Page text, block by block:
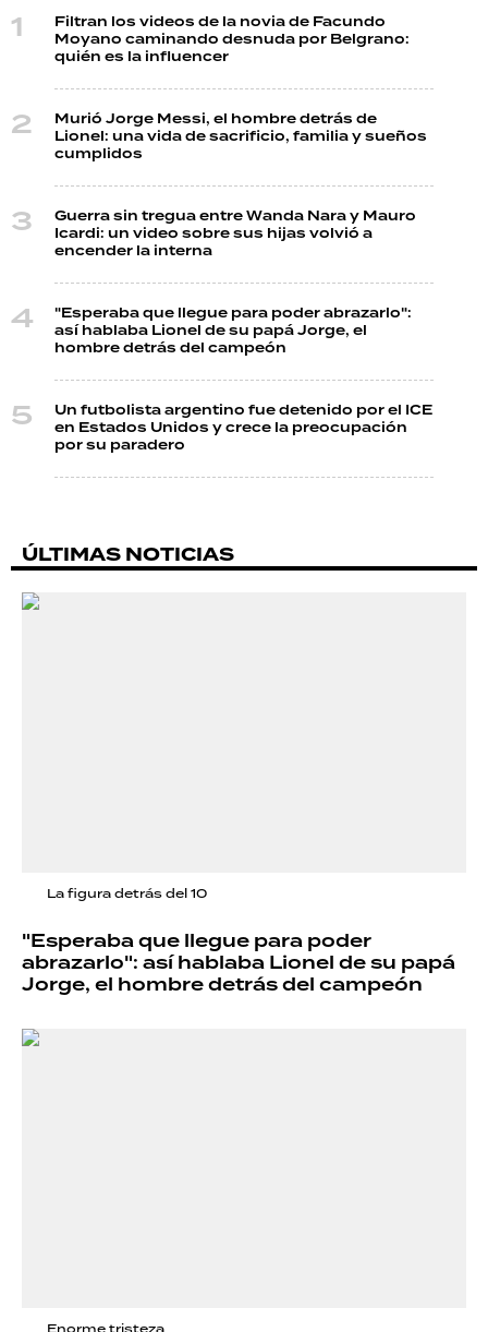
Filtran los videos de la novia de Facundo
Moyano caminando desnuda por Belgrano:
quién es la influencer
Murió Jorge Messi, el hombre detrás de
Lionel: una vida de sacrificio, familia y sueños
cumplidos
Guerra sin tregua entre Wanda Nara y Mauro
Icardi: un video sobre sus hijas volvió a
encender la interna
"Esperaba que llegue para poder abrazarlo":
así hablaba Lionel de su papá Jorge, el
hombre detrás del campeón
Un futbolista argentino fue detenido por el ICE
en Estados Unidos y crece la preocupación
por su paradero
ÚLTIMAS NOTICIAS
La figura detrás del 10
"Esperaba que llegue para poder
abrazarlo": así hablaba Lionel de su papá
Jorge, el hombre detrás del campeón